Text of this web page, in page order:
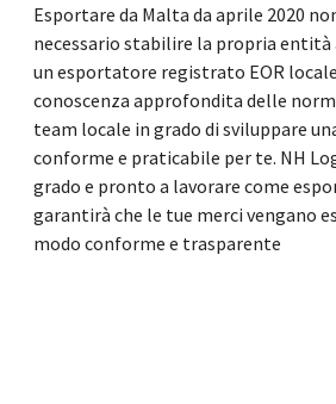
Esportare da Malta da aprile 2020
necessario stabilire la propria
un esportatore registrato EOR
conoscenza approfondita delle
team locale in grado di sviluppare
conforme e praticabile per te. NH
grado e pronto a lavorare come
garantirà che le tue merci vengano
modo conforme e trasparente